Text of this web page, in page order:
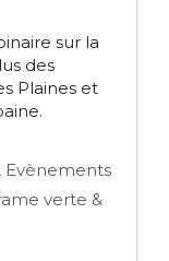
sur la
des
Plaines et
, Evènements
verte &